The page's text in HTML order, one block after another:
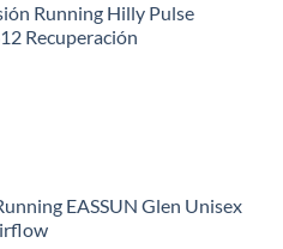
Running Hilly Pulse
Recuperación
EASSUN Glen Unisex